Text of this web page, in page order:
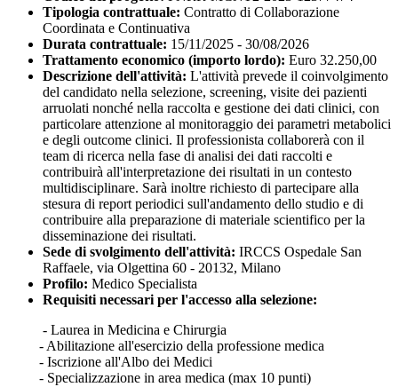
Tipologia contrattuale: Contratto di Collaborazione
Coordinata e Continuativa
Durata contrattuale: 15/11/2025 - 30/08/2026
Trattamento economico (importo lordo): Euro 32.250,00
Descrizione dell'attività: L'attività prevede il coinvolgimento
del candidato nella selezione, screening, visite dei pazienti
arruolati nonché nella raccolta e gestione dei dati clinici, con
particolare attenzione al monitoraggio dei parametri metabolici
e degli outcome clinici. Il professionista collaborerà con il
team di ricerca nella fase di analisi dei dati raccolti e
contribuirà all'interpretazione dei risultati in un contesto
multidisciplinare. Sarà inoltre richiesto di partecipare alla
stesura di report periodici sull'andamento dello studio e di
contribuire alla preparazione di materiale scientifico per la
disseminazione dei risultati.
Sede di svolgimento dell'attività: IRCCS Ospedale San
Raffaele, via Olgettina 60 - 20132, Milano
Profilo: Medico Specialista
Requisiti necessari per l'accesso alla selezione:
- Laurea in Medicina e Chirurgia
- Abilitazione all'esercizio della professione medica
- Iscrizione all'Albo dei Medici
- Specializzazione in area medica (max 10 punti)